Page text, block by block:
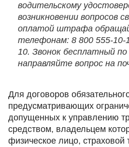
водительскому
возникновении вопросов
оплатой штрафа
телефонам: 8 800 555-10-
10. Звонок бесплатный по
направляйте вопрос на
Для договоров
предусматривающих
допущенных к управлению
средством, владельцем
физическое лицо, страховой